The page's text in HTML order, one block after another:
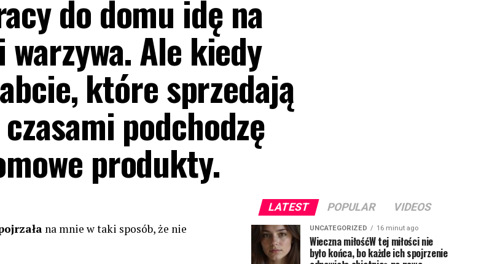
do domu idę na
Ale kiedy
które sprzedają
podchodzę
produkty.
na mnie w taki sposób, że nie
LATEST POPULAR VIDEOS
UNCATEGORIZED 16 minut ago
Wieczna miłośćW tej miłości nie
było końca, bo każde ich spojrzenie